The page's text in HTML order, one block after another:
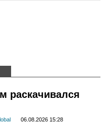
раскачивался
06.08.2026 15:28